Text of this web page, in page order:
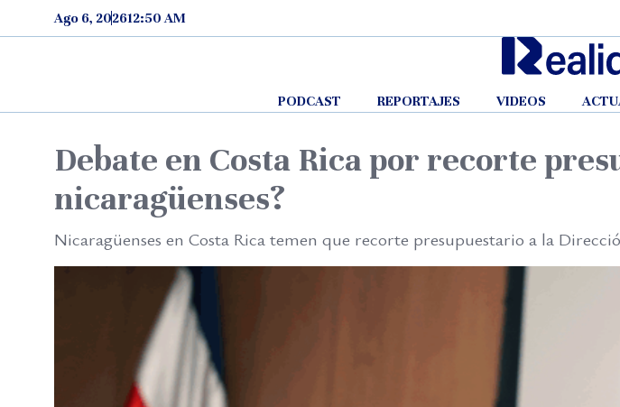
Skip to content
Ago 6, 202612:50 AM
PODCAST REPORTAJES VIDEOS
Debate en Costa Rica por recorte
nicaragüenses?
Nicaragüenses en Costa Rica temen que recorte presupuestario a la